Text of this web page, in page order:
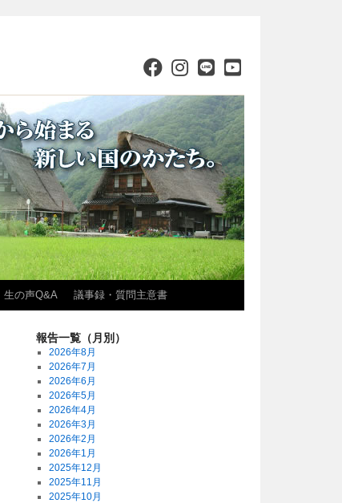
生の声Q&A 議事録・質問主意書
報告一覧（月別）
2026年8月
2026年7月
2026年6月
2026年5月
2026年4月
2026年3月
2026年2月
2026年1月
2025年12月
2025年11月
2025年10月